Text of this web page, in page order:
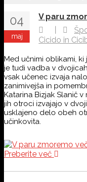
04
maj
V paru
Cicido in
Med učnimi oblikami,
je tudi vadba v
vsak učenec izvaja
zanimivejša in
Katarina Bizjak Slanič
jih otroci izvajajo v
usklajeno delo obeh
učinkovita.
Preberite več